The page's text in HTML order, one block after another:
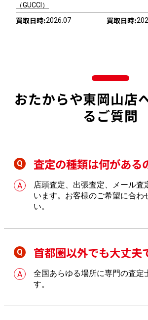
（GUCCI）
買取日時:2026.07 買取日時:
おたからや東岡山店
るご質問
査定の種類は何がある
店頭査定、出張査定、メール査
います。お客様のご希望に合わ
い。
首都圏以外でも大丈夫
全国あらゆる場所に専門の査定
す。